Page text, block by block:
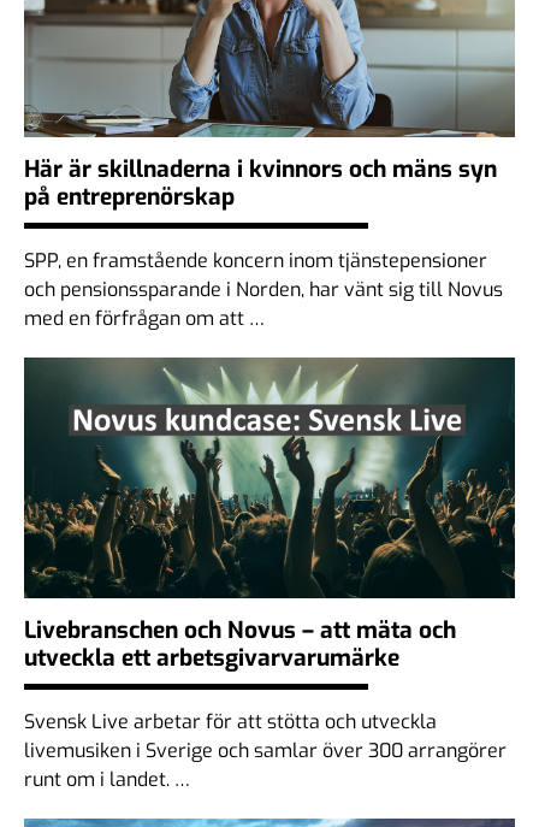
Här är skillnaderna i kvinnors och mäns syn
på entreprenörskap
SPP, en framstående koncern inom tjänstepensioner
och pensionssparande i Norden, har vänt sig till Novus
med en förfrågan om att …
Livebranschen och Novus – att mäta och
utveckla ett arbetsgivarvarumärke
Svensk Live arbetar för att stötta och utveckla
livemusiken i Sverige och samlar över 300 arrangörer
runt om i landet. …